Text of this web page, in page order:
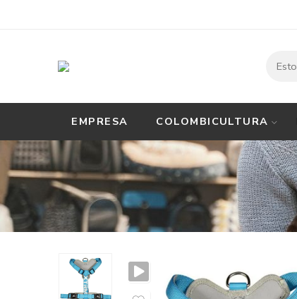
EMPRESA COLOMBICULTURA